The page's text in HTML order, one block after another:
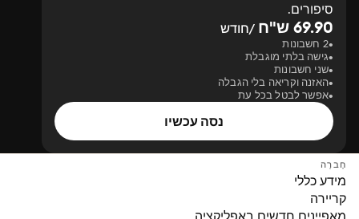
סיפורים.
69.90 ש"ח /חודש
2 חשבונות
גישה בלתי מוגבלת
שני חשבונות
האזנה וקריאה בלי הגבלה
אפשר לבטל בכל עת
נסה עכשיו
חֶברָה
מידע כללי
קריירה
מאפיינים חדשים באפליקציה